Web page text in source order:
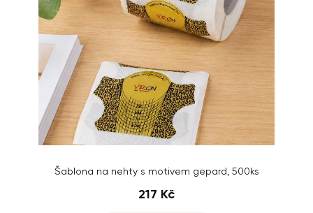
Šablona na nehty s motivem gepard, 500ks
217 Kč